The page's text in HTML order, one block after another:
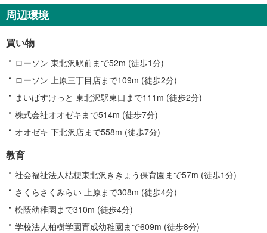
周辺環境
買い物
ローソン 東北沢駅前まで52m (徒歩1分)
ローソン 上原三丁目店まで109m (徒歩2分)
まいばすけっと 東北沢駅東口まで111m (徒歩2分)
株式会社オオゼキまで514m (徒歩7分)
オオゼキ 下北沢店まで558m (徒歩7分)
教育
社会福祉法人桔梗東北沢ききょう保育園まで57m (徒歩1分)
さくらさくみらい 上原まで308m (徒歩4分)
松蔭幼稚園まで310m (徒歩4分)
学校法人柏樹学園育成幼稚園まで609m (徒歩8分)